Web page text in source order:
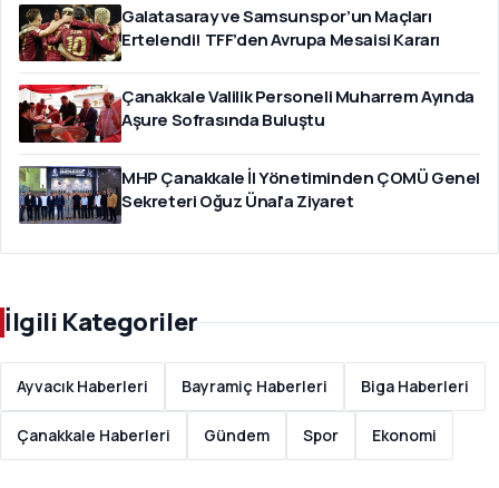
Galatasaray ve Samsunspor’un Maçları
Ertelendi! TFF’den Avrupa Mesaisi Kararı
Çanakkale Valilik Personeli Muharrem Ayında
Aşure Sofrasında Buluştu
MHP Çanakkale İl Yönetiminden ÇOMÜ Genel
Sekreteri Oğuz Ünal'a Ziyaret
İlgili Kategoriler
Ayvacık Haberleri Bayramiç Haberleri Biga Haberleri
Çanakkale Haberleri Gündem Spor Ekonomi